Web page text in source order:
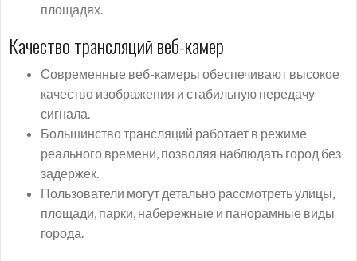
площадях.
Качество трансляций веб-камер
Современные веб-камеры обеспечивают высокое
качество изображения и стабильную передачу
сигнала.
Большинство трансляций работает в режиме
реального времени, позволяя наблюдать город без
задержек.
Пользователи могут детально рассмотреть улицы,
площади, парки, набережные и панорамные виды
города.